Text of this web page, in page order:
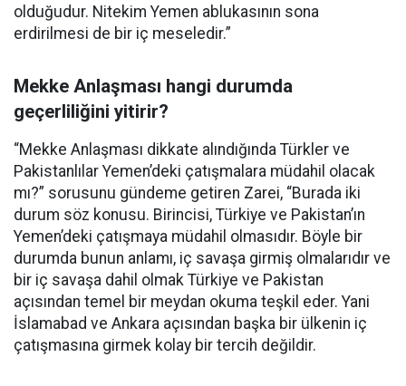
olduğudur. Nitekim Yemen ablukasının sona
erdirilmesi de bir iç meseledir.”
Mekke Anlaşması hangi durumda
geçerliliğini yitirir?
“Mekke Anlaşması dikkate alındığında Türkler ve
Pakistanlılar Yemen’deki çatışmalara müdahil olacak
mı?” sorusunu gündeme getiren Zarei, “Burada iki
durum söz konusu. Birincisi, Türkiye ve Pakistan’ın
Yemen’deki çatışmaya müdahil olmasıdır. Böyle bir
durumda bunun anlamı, iç savaşa girmiş olmalarıdır ve
bir iç savaşa dahil olmak Türkiye ve Pakistan
açısından temel bir meydan okuma teşkil eder. Yani
İslamabad ve Ankara açısından başka bir ülkenin iç
çatışmasına girmek kolay bir tercih değildir.